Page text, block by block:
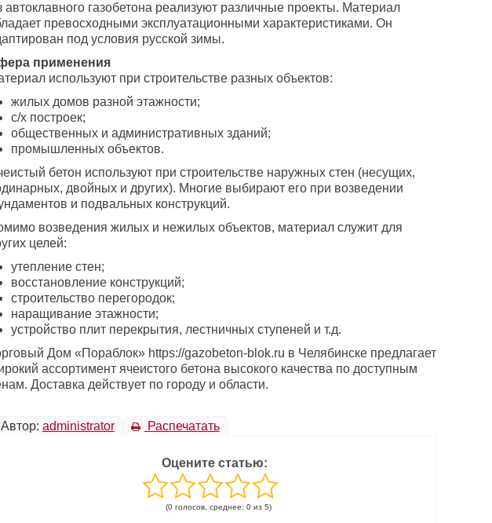
автоклавного газобетона реализуют различные проекты. Материал
превосходными эксплуатационными характеристиками. Он
под условия русской зимы.
применения
используют при строительстве разных объектов:
жилых домов разной этажности;
с/х построек;
общественных и административных зданий;
промышленных объектов.
бетон используют при строительстве наружных стен (несущих,
двойных и других). Многие выбирают его при возведении
и подвальных конструкций.
возведения жилых и нежилых объектов, материал служит для
целей:
утепление стен;
восстановление конструкций;
строительство перегородок;
наращивание этажности;
устройство плит перекрытия, лестничных ступеней и т.д.
Дом «Пораблок» https://gazobeton-blok.ru в Челябинске предлагает
ассортимент ячеистого бетона высокого качества по доступным
Доставка действует по городу и области.
Автор: administrator Распечатать
Оцените статью:
(0 голосов, среднее: 0 из 5)